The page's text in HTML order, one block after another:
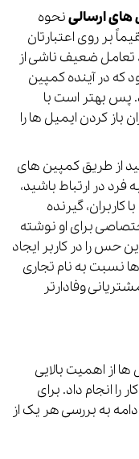
های ارسالینحوه
بر روی اعتبارتان
تعامل ضعیف ناشی از
که در آینده کمپین
پس بهتر است با
کردن ایمیل ها را
از طریق کمپین های
در ارتباط باشید،
گیرنده
برای او نوشته
حس را در کاربر ایجاد
نسبت به نام تجاری
وفادارتر
از اهمیت بالایی
را انجام داد. برای
به بررسی هر یک از